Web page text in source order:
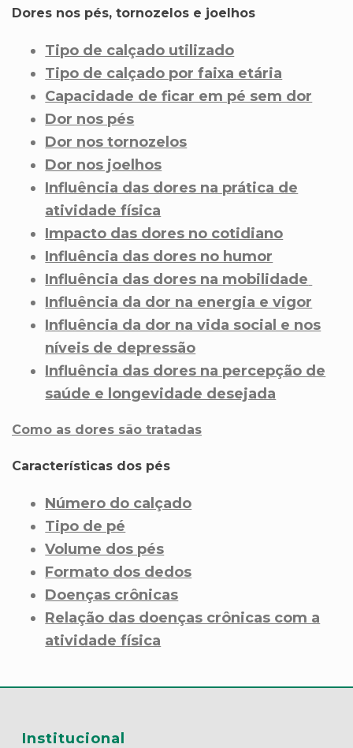
Dores nos pés, tornozelos e joelhos
Tipo de calçado utilizado
Tipo de calçado por faixa etária
Capacidade de ficar em pé sem dor
Dor nos pés
Dor nos tornozelos
Dor nos joelhos
Influência das dores na prática de
atividade física
Impacto das dores no cotidiano
Influência das dores no humor
Influência das dores na mobilidade
Influência da dor na energia e vigor
Influência da dor na vida social e nos
níveis de depressão
Influência das dores na percepção de
saúde e longevidade desejada
Como as dores são tratadas
Características dos pés
Número do calçado
Tipo de pé
Volume dos pés
Formato dos dedos
Doenças crônicas
Relação das doenças crônicas com a
atividade física
Institucional